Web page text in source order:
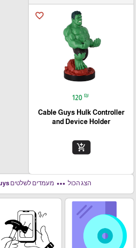
favorite_border
120 ₪
Cable Guys Hulk Controller
and Device Holder
add_shopping_cart
הצג הכול more_horiz מעמדים לשלטים Cable Guys